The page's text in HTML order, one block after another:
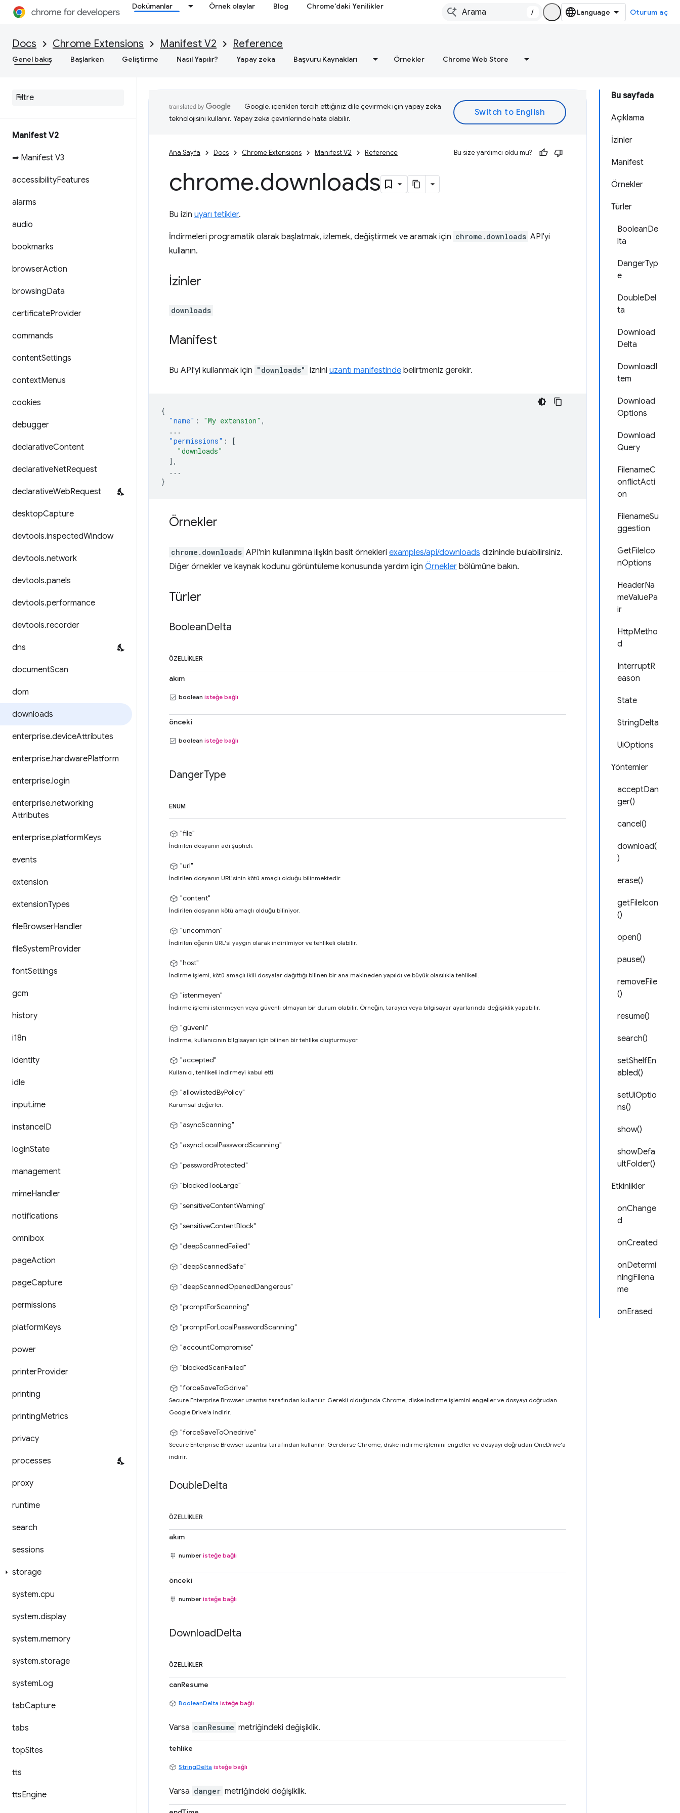
Dokümanlar Örnek olaylar Blog Chrome'daki Yenilikler
/ Oturum aç
Docs Chrome Extensions Manifest V2 Reference
Genel bakış Başlarken Geliştirme Nasıl Yapılır? Yapay zeka Başvuru Kaynakları Örnekler Chrome Web Store
Manifest V2
➡ Manifest V3
accessibilityFeatures
alarms
audio
bookmarks
browserAction
browsingData
certificateProvider
commands
contentSettings
contextMenus
cookies
debugger
declarativeContent
declarativeNetRequest
declarativeWebRequest
desktopCapture
devtools.inspectedWindow
devtools.network
devtools.panels
devtools.performance
devtools.recorder
dns
documentScan
dom
downloads
enterprise.deviceAttributes
enterprise.hardwarePlatform
enterprise.login
enterprise.networking
Attributes
enterprise.platformKeys
events
extension
extensionTypes
fileBrowserHandler
fileSystemProvider
fontSettings
gcm
history
i18n
identity
idle
input.ime
instanceID
loginState
management
mimeHandler
notifications
omnibox
pageAction
pageCapture
permissions
platformKeys
power
printerProvider
printing
printingMetrics
privacy
processes
proxy
runtime
search
sessions
storage
system.cpu
system.display
system.memory
system.storage
systemLog
tabCapture
tabs
topSites
tts
ttsEngine
Bu sayfada
Açıklama
İzinler
Manifest
Örnekler
Türler
BooleanDe
lta
DangerTyp
e
DoubleDel
ta
Download
Delta
DownloadI
tem
Download
Options
Download
Query
FilenameC
onflictActi
on
FilenameSu
ggestion
GetFileIco
nOptions
HeaderNa
meValuePa
ir
HttpMetho
d
InterruptR
eason
State
StringDelta
UiOptions
Yöntemler
acceptDan
ger()
cancel()
download(
)
erase()
getFileIcon
()
open()
pause()
removeFile
()
resume()
search()
setShelfEn
abled()
setUiOptio
ns()
show()
showDefa
ultFolder()
Etkinlikler
onChange
d
onCreated
onDetermi
ningFilena
me
onErased
Google, içerikleri tercih ettiğiniz dile çevirmek için yapay zeka
teknolojisini kullanır. Yapay zeka çevirilerinde hata olabilir.
Ana Sayfa Docs Chrome Extensions Manifest V2 Reference Bu size yardımcı oldu mu?
chrome.downloads
Bu izin uyarı tetikler.
İndirmeleri programatik olarak başlatmak, izlemek, değiştirmek ve aramak için chrome.downloads API'yi
kullanın.
İzinler
downloads
Manifest
Bu API'yi kullanmak için "downloads" iznini uzantı manifestinde belirtmeniz gerekir.
{
"name" : "My extension" ,
...
"permissions" :
[
"downloads"
],
...
}
Örnekler
chrome.downloads API'nin kullanımına ilişkin basit örnekleri examples/api/downloads dizininde bulabilirsiniz.
Diğer örnekler ve kaynak kodunu görüntüleme konusunda yardım için Örnekler bölümüne bakın.
Türler
BooleanDelta
ÖZELLIKLER
akım
boolean isteğe bağlı
önceki
boolean isteğe bağlı
DangerType
ENUM
"file"
İndirilen dosyanın adı şüpheli.
"url"
İndirilen dosyanın URL'sinin kötü amaçlı olduğu bilinmektedir.
"content"
İndirilen dosyanın kötü amaçlı olduğu biliniyor.
"uncommon"
İndirilen öğenin URL'si yaygın olarak indirilmiyor ve tehlikeli olabilir.
"host"
İndirme işlemi, kötü amaçlı ikili dosyalar dağıttığı bilinen bir ana makineden yapıldı ve büyük olasılıkla tehlikeli.
"istenmeyen"
İndirme işlemi istenmeyen veya güvenli olmayan bir durum olabilir. Örneğin, tarayıcı veya bilgisayar ayarlarında değişiklik yapabilir.
"güvenli"
İndirme, kullanıcının bilgisayarı için bilinen bir tehlike oluşturmuyor.
"accepted"
Kullanıcı, tehlikeli indirmeyi kabul etti.
"allowlistedByPolicy"
Kurumsal değerler.
"asyncScanning"
"asyncLocalPasswordScanning"
"passwordProtected"
"blockedTooLarge"
"sensitiveContentWarning"
"sensitiveContentBlock"
"deepScannedFailed"
"deepScannedSafe"
"deepScannedOpenedDangerous"
"promptForScanning"
"promptForLocalPasswordScanning"
"accountCompromise"
"blockedScanFailed"
"forceSaveToGdrive"
Secure Enterprise Browser uzantısı tarafından kullanılır. Gerekli olduğunda Chrome, diske indirme işlemini engeller ve dosyayı doğrudan
Google Drive'a indirir.
"forceSaveToOnedrive"
Secure Enterprise Browser uzantısı tarafından kullanılır. Gerekirse Chrome, diske indirme işlemini engeller ve dosyayı doğrudan OneDrive'a
indirir.
DoubleDelta
ÖZELLIKLER
akım
number isteğe bağlı
önceki
number isteğe bağlı
DownloadDelta
ÖZELLIKLER
canResume
BooleanDelta isteğe bağlı
Varsa canResume metriğindeki değişiklik.
tehlike
StringDelta isteğe bağlı
Varsa danger metriğindeki değişiklik.